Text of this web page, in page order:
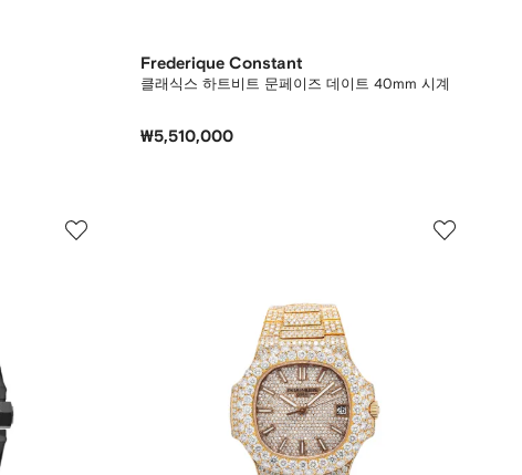
Frederique Constant
클래식스 하트비트 문페이즈 데이트 40mm 시계
₩5,510,000